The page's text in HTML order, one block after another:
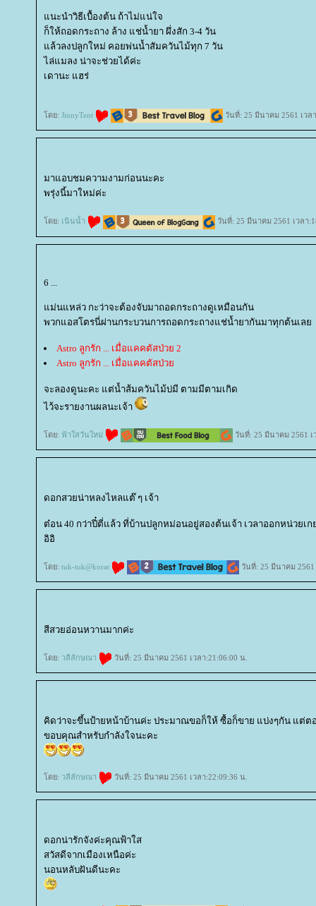
นะนำวิธีเบื้องต้น ถ้าไม่แน่ใจ
ก็ให้ถอดกระถาง ล้าง แช่น้ำยา ผึ่งสัก 3-4 วัน
ล้วลงปลูกใหม่ คอยพ่นน้ำสัมควันไม้ทุก 7 วัน
ไล่แมลง น่าจะช่วยได้ค่ะ
เดานะ แฮร่
ดย: JinnyTent วันที่: 25 มีนาคม 2561 เวล
มาแอบชมความงามก่อนนะคะ
พรุ่งนี้มาใหม่ค่ะ
ดย: เนินน้ำ วันที่: 25 มีนาคม 2561 เวลา
6 ...
ม่นแหล่ว กะว่าจะต้องจับมาถอดกระถางดูเหมือนกัน
พวกแอสโตรนี่ผ่านกระบวนการถอดกระถางแช่น้ำยากันมาทุกต้นเล
Astro ลูกรัก ... เมื่อแคคตัสป่วย 2
Astro ลูกรัก ... เมื่อแคคตัสป่ว
จะลองดูนะคะ แต่น้ำส้มควันไม้บ่มี ตามมีตามเกิด
ไว้จะรายงานผลนะเจ้า
ดย: ฟ้าใสวันใหม่ วันที่: 25 มีนาคม 2561 เ
ดอกสวยน่าหลงไหลแต๊ ๆ เจ้า
ต๋อน 40 กว่าปี๋ตี่แล้ว ที่บ้านปลูกหม่อนอยู่สองต้นเจ้า เวลาออกหน่วยเ
อิอิ
ดย: tuk-tuk@korat วันที่: 25 มีนาคม 2561
สีสวยอ่อนหวานมากค่ะ
ดย: วลีลักษณา วันที่: 25 มีนาคม 2561 เวลา:21:06:00 น.
คิดว่าจะขึ้นป้ายหน้าบ้านค่ะ ประมาณขอก็ให้ ซื้อก็ขาย แบ่งๆกัน แต่ต
ขอบคุณสำหรับกำลังใจนะคะ
ดย: วลีลักษณา วันที่: 25 มีนาคม 2561 เวลา:22:09:36 น.
ดอกน่ารักจังค่ะคุณฟ้าใส
สวัสดีจากเมืองเหนือค่ะ
นอนหลับฝันดีนะคะ